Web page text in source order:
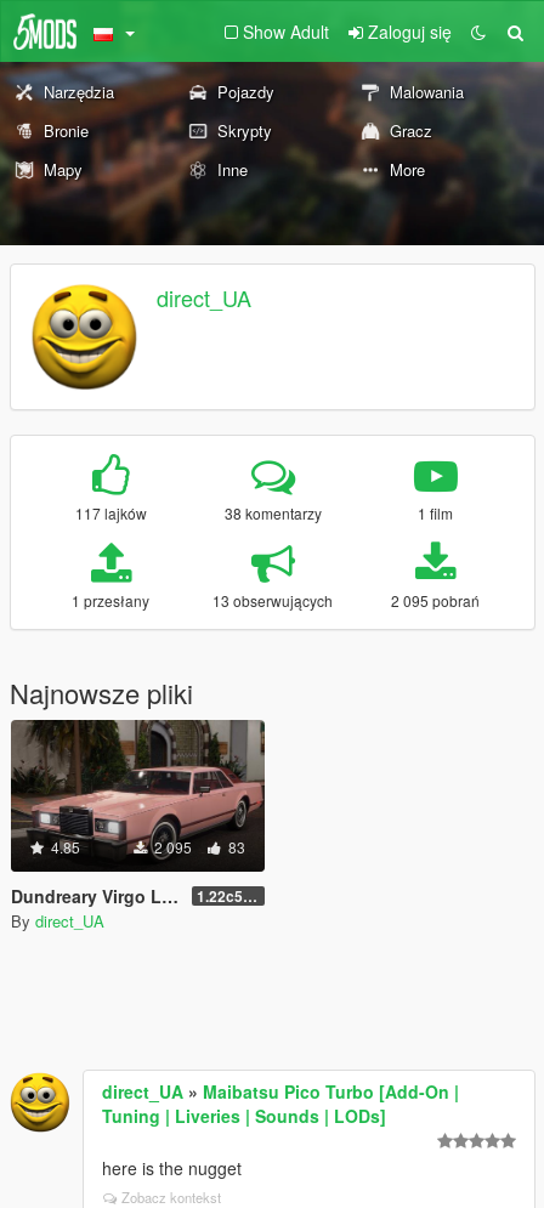
Show Adult Zaloguj się
Narzędzia Pojazdy
Malowania
Bronie
Skrypty
Gracz
Mapy
Inne More
direct_UA
117 lajków 38 komentarzy 1 film
1 przesłany 13 obserwujących 2 095 pobrań
Najnowsze pliki
4.85 2 095 83
Dundreary Virgo LX (Improved Virgo Classic) [Add-On | LODs ] 1.22c5Xdp4
By direct_UA
direct_UA » Maibatsu Pico Turbo [Add-On |
Tuning | Liveries | Sounds | LODs]
here is the nugget
Zobacz kontekst